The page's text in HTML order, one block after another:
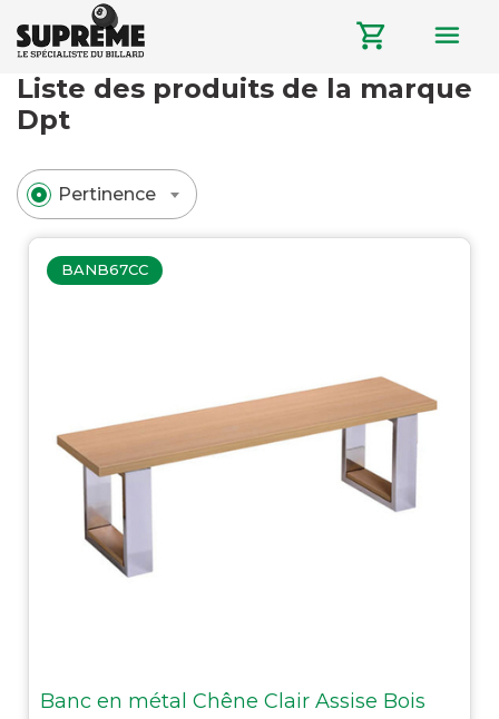
shopping_cart
menu
Liste des produits de la marque
Dpt
Pertinence
BANB67CC
Banc en métal Chêne Clair Assise Bois